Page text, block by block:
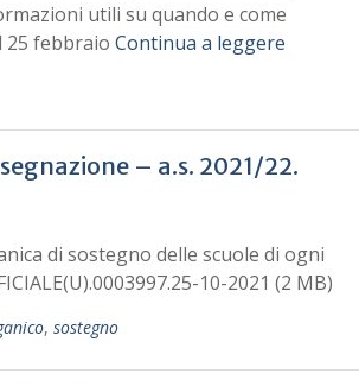
utili su quando e come
25 febbraio Continua a leggere
– a.s. 2021/22.
di sostegno delle scuole di ogni
10-2021 (2 MB)
, sostegno